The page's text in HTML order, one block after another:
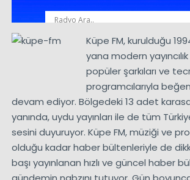
Küpe FM, kurulduğu
yana modern yayıncılık
popüler şarkıları ve
programcılarıyla
devam ediyor. Bölgedeki 13 adet
yanında, uydu yayınları ile de tüm
sesini duyuruyor. Küpe FM, müziği ve
olduğu kadar haber bültenleriyle de
başı yayınlanan hızlı ve güncel haber